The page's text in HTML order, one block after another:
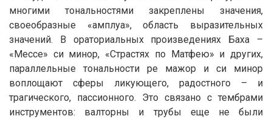
многими тональностями закреплены значения,
своеобразные «амплуа», область выразительных
значений. В ораториальных произведениях Баха –
«Мессе» си минор, «Страстях по Матфею» и других,
параллельные тональности ре мажор и си минор
воплощают сферы ликующего, радостного – и
трагического, пассионного. Это связано с тембрами
инструментов: валторны и трубы еще не были